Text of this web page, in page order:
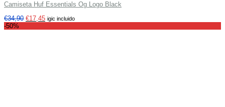
Camiseta Huf Essentials Og Logo Black
€34,90 €17,45 igic incluido
-50%